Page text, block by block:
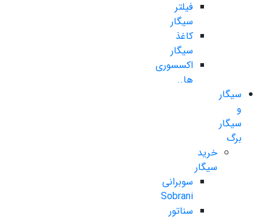
فیلتر
سیگار
کاغذ
سیگار
اکسسوری
ها..
سیگار
و
سیگار
برگ
خرید
سیگار
سوبرانی
Sobrani
سناتور